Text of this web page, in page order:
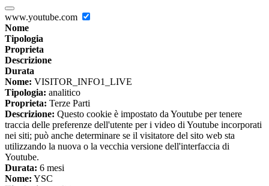
www.youtube.com
Nome
Tipologia
Proprieta
Descrizione
Durata
Nome: VISITOR_INFO1_LIVE
Tipologia: analitico
Proprieta: Terze Parti
Descrizione: Questo cookie è impostato da Youtube per tenere
traccia delle preferenze dell'utente per i video di Youtube incorporati
nei siti; può anche determinare se il visitatore del sito web sta
utilizzando la nuova o la vecchia versione dell'interfaccia di
Youtube.
Durata: 6 mesi
Nome: YSC